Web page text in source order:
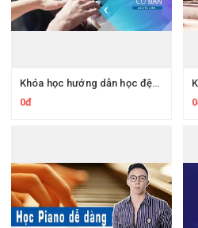
Khóa học hướng dẫn học đệm hát Piano cấp tốc - Thành thạo chơi piano nhanh nhất
0đ